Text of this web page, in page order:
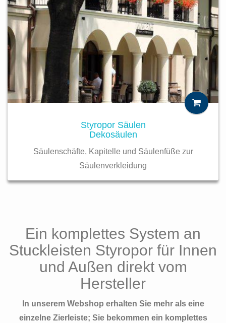
Styropor Säulen
Dekosäulen
Säulenschäfte, Kapitelle und Säulenfüße zur
Säulenverkleidung
Ein komplettes System an
Stuckleisten Styropor für Innen
und Außen direkt vom
Hersteller
In unserem Webshop erhalten Sie mehr als eine
einzelne Zierleiste; Sie bekommen ein komplettes